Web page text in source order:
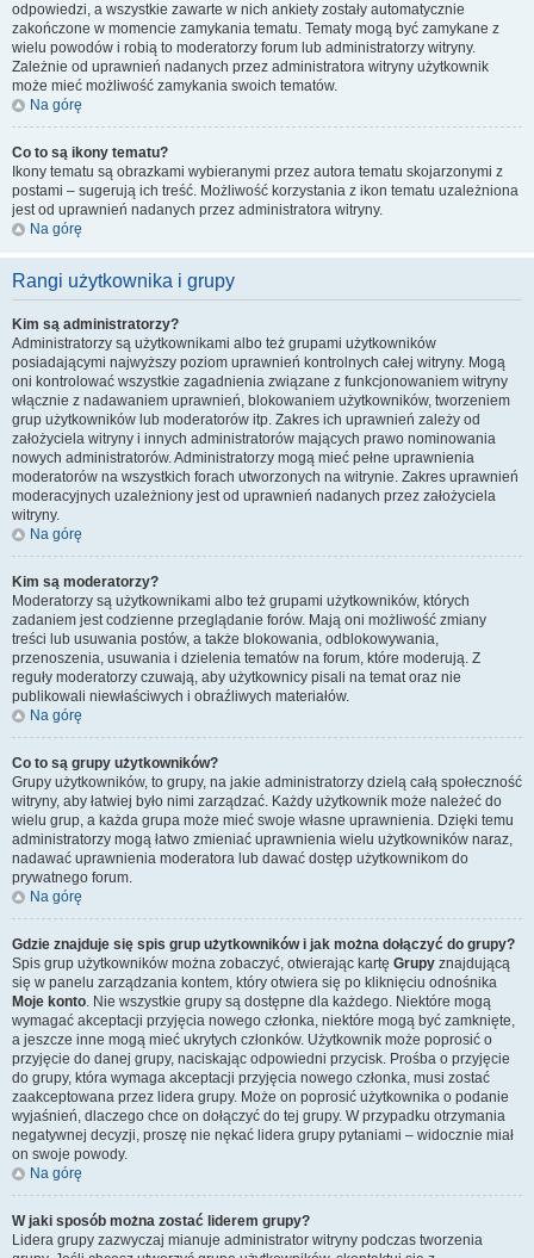
odpowiedzi, a wszystkie zawarte w nich ankiety zostały automatycznie
zakończone w momencie zamykania tematu. Tematy mogą być zamykane z
wielu powodów i robią to moderatorzy forum lub administratorzy witryny.
Zależnie od uprawnień nadanych przez administratora witryny użytkownik
może mieć możliwość zamykania swoich tematów.
Na górę
Co to są ikony tematu?
Ikony tematu są obrazkami wybieranymi przez autora tematu skojarzonymi z
postami – sugerują ich treść. Możliwość korzystania z ikon tematu uzależniona
jest od uprawnień nadanych przez administratora witryny.
Na górę
Rangi użytkownika i grupy
Kim są administratorzy?
Administratorzy są użytkownikami albo też grupami użytkowników
posiadającymi najwyższy poziom uprawnień kontrolnych całej witryny. Mogą
oni kontrolować wszystkie zagadnienia związane z funkcjonowaniem witryny
włącznie z nadawaniem uprawnień, blokowaniem użytkowników, tworzeniem
grup użytkowników lub moderatorów itp. Zakres ich uprawnień zależy od
założyciela witryny i innych administratorów mających prawo nominowania
nowych administratorów. Administratorzy mogą mieć pełne uprawnienia
moderatorów na wszystkich forach utworzonych na witrynie. Zakres uprawnień
moderacyjnych uzależniony jest od uprawnień nadanych przez założyciela
witryny.
Na górę
Kim są moderatorzy?
Moderatorzy są użytkownikami albo też grupami użytkowników, których
zadaniem jest codzienne przeglądanie forów. Mają oni możliwość zmiany
treści lub usuwania postów, a także blokowania, odblokowywania,
przenoszenia, usuwania i dzielenia tematów na forum, które moderują. Z
reguły moderatorzy czuwają, aby użytkownicy pisali na temat oraz nie
publikowali niewłaściwych i obraźliwych materiałów.
Na górę
Co to są grupy użytkowników?
Grupy użytkowników, to grupy, na jakie administratorzy dzielą całą społeczność
witryny, aby łatwiej było nimi zarządzać. Każdy użytkownik może należeć do
wielu grup, a każda grupa może mieć swoje własne uprawnienia. Dzięki temu
administratorzy mogą łatwo zmieniać uprawnienia wielu użytkowników naraz,
nadawać uprawnienia moderatora lub dawać dostęp użytkownikom do
prywatnego forum.
Na górę
Gdzie znajduje się spis grup użytkowników i jak można dołączyć do grupy?
Spis grup użytkowników można zobaczyć, otwierając kartę Grupy znajdującą
się w panelu zarządzania kontem, który otwiera się po kliknięciu odnośnika
Moje konto. Nie wszystkie grupy są dostępne dla każdego. Niektóre mogą
wymagać akceptacji przyjęcia nowego członka, niektóre mogą być zamknięte,
a jeszcze inne mogą mieć ukrytych członków. Użytkownik może poprosić o
przyjęcie do danej grupy, naciskając odpowiedni przycisk. Prośba o przyjęcie
do grupy, która wymaga akceptacji przyjęcia nowego członka, musi zostać
zaakceptowana przez lidera grupy. Może on poprosić użytkownika o podanie
wyjaśnień, dlaczego chce on dołączyć do tej grupy. W przypadku otrzymania
negatywnej decyzji, proszę nie nękać lidera grupy pytaniami – widocznie miał
on swoje powody.
Na górę
W jaki sposób można zostać liderem grupy?
Lidera grupy zazwyczaj mianuje administrator witryny podczas tworzenia